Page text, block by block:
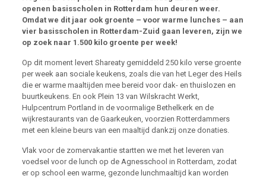
openen basisscholen in Rotterdam hun deuren weer.
Omdat we dit jaar ook groente – voor warme lunches – aan
vier basisscholen in Rotterdam-Zuid gaan leveren, zijn we
op zoek naar 1.500 kilo groente per week!
Op dit moment levert Shareaty gemiddeld 250 kilo verse groente
per week aan sociale keukens, zoals die van het Leger des Heils
die er warme maaltijden mee bereid voor dak- en thuislozen en
buurtkeukens. En ook Plein 13 van Wilskracht Werkt,
Hulpcentrum Portland in de voormalige Bethelkerk en de
wijkrestaurants van de Gaarkeuken, voorzien Rotterdammers
met een kleine beurs van een maaltijd dankzij onze donaties.
Vlak voor de zomervakantie startten we met het leveren van
voedsel voor de lunch op de Agnesschool in Rotterdam, zodat
er op school een warme, gezonde lunchmaaltijd kan worden